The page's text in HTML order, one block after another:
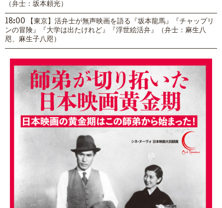
（弁士：坂本頼光）
18:00 【東京】活弁士が無声映画を語る『坂本龍馬』『チャップリ
ンの冒険』『大学は出たけれど』『浮世絵活弁』（弁士：麻生八
咫、麻生子八咫）